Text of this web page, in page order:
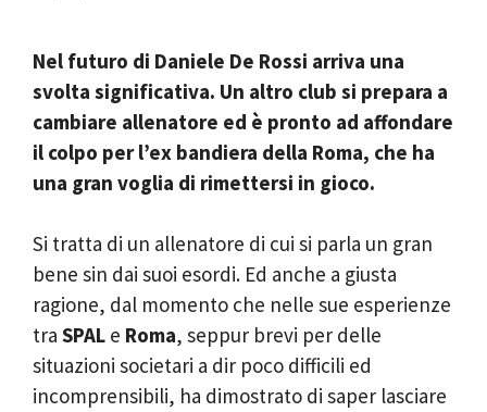
Nel futuro di Daniele De Rossi arriva una
svolta significativa. Un altro club si prepara a
cambiare allenatore ed è pronto ad affondare
il colpo per l’ex bandiera della Roma, che ha
una gran voglia di rimettersi in gioco.
Si tratta di un allenatore di cui si parla un gran
bene sin dai suoi esordi. Ed anche a giusta
ragione, dal momento che nelle sue esperienze
tra SPAL e Roma, seppur brevi per delle
situazioni societari a dir poco difficili ed
incomprensibili, ha dimostrato di saper lasciare